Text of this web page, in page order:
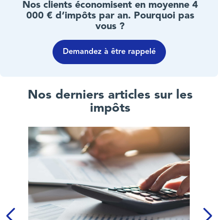
Nos clients économisent en moyenne 4
000 € d’impôts par an. Pourquoi pas
vous ?
Demandez à être rappelé
Nos derniers articles sur les
impôts